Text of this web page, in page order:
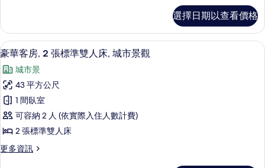
相
片
情
大
雙
人
床,
城
市
景
觀
的
客
房,
1
特
大
雙
人
床,
城
市
景
選擇日期以查看價格
顯
示
豪
華
客
房,
2
張
低過敏寢具、客房內保險箱、遮光布/
4
豪華客房, 2 張標準雙人床, 城市景觀
城市景
43 平方公尺
1 間臥室
可容納 2 人 (依實際入住人數計費)
2 張標準雙人床
更多資訊
更